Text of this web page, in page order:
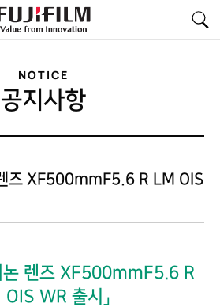
NOTICE
공지사항
즈 XF500mmF5.6 R LM OIS
논 렌즈 XF500mmF5.6 R
WR 출시」